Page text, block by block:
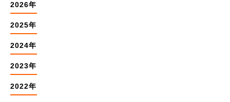
2026年
2025年
2024年
2023年
2022年